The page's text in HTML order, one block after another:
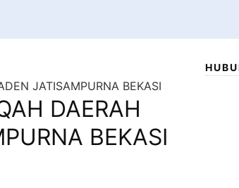
JATISAMPURNA BEKASI
DAERAH
BEKASI